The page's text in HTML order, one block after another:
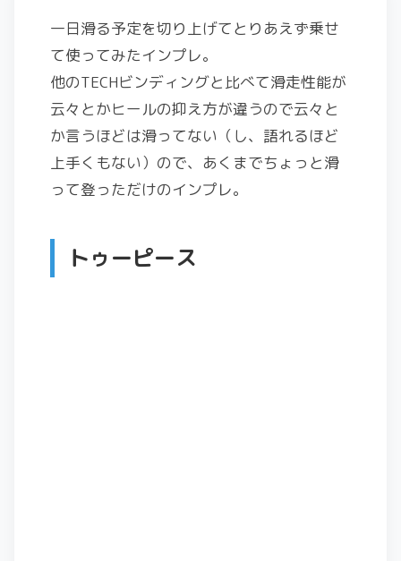
一日滑る予定を切り上げてとりあえず乗せ
て使ってみたインプレ。
他のTECHビンディングと比べて滑走性能が
云々とかヒールの抑え方が違うので云々と
か言うほどは滑ってない（し、語れるほど
上手くもない）ので、あくまでちょっと滑
って登っただけのインプレ。
トゥーピース